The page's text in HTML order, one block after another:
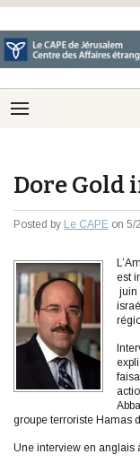
Dore Gold
Posted by Le CAPE on 5/
est
juin
groupe terroriste Hamas
Une interview en anglais